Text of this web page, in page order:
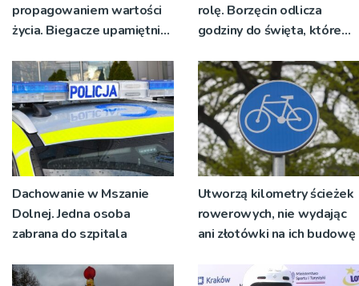
propagowaniem wartości
życia. Biegacze upamiętnili
rolę. Borzęcin odlicza
godziny do święta, które
pokoleń
Dachowanie w Mszanie
Dolnej. Jedna osoba
zabrana do szpitala
Utworzą kilometry ścieżek
rowerowych, nie wydając
ani złotówki na ich budowę